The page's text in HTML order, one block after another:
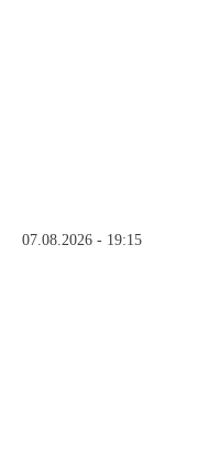
07.08.2026 - 19:15